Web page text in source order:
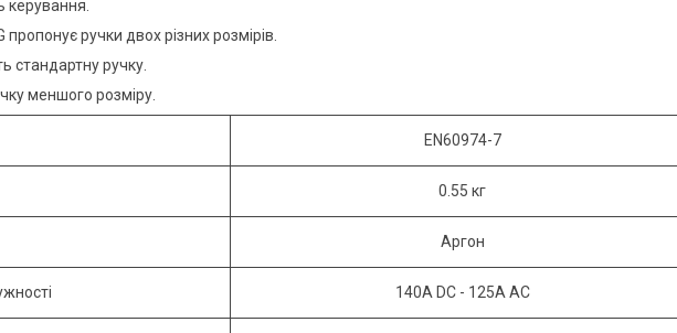
керування.
пропонує ручки двох різних розмірів.
стандартну ручку.
меншого розміру.
EN60974-7
0.55 кг
Аргон
140A DC - 125A AC